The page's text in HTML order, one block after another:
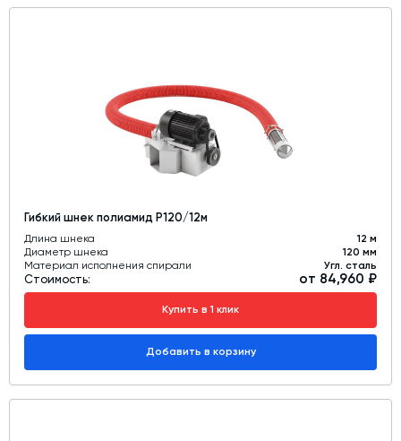
Гибкий шнек полиамид Р120/12м
Длина шнека
12 м
Диаметр шнека
120 мм
Материал исполнения спирали
Угл. сталь
Стоимость: от 84,960 ₽
Купить в 1 клик
Добавить в корзину